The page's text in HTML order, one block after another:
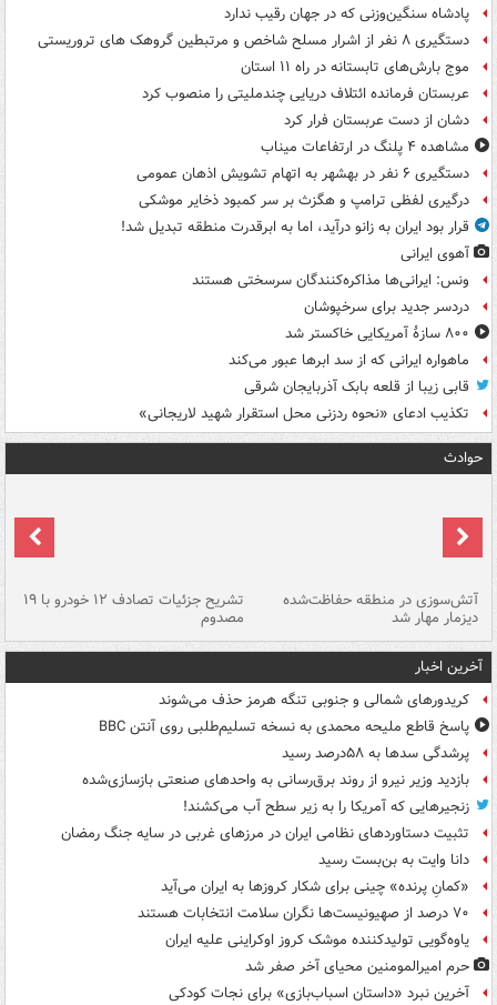
پادشاه سنگین‌وزنی که در جهان رقیب ندارد
دستگیری ۸ نفر از اشرار مسلح شاخص و مرتبطین گروهک های تروریستی
موج بارش‌های تابستانه در راه ۱۱ استان
عربستان فرمانده ائتلاف دریایی چندملیتی را منصوب کرد
دشان از دست عربستان فرار کرد
مشاهده ۴ پلنگ در ارتفاعات میناب
دستگیری ۶ نفر در بهشهر به اتهام تشویش اذهان عمومی
درگیری لفظی ترامپ و هگزث بر سر کمبود ذخایر موشکی
قرار بود ایران به زانو درآید، اما به ابرقدرت منطقه تبدیل شد!
آهوی ایرانی
ونس: ایرانی‌ها مذاکره‌کنندگان سرسختی هستند
دردسر جدید برای سرخپوشان
۸۰۰ سازۀ آمریکایی خاکستر شد
ماهواره ایرانی که از سد ابرها عبور می‌کند
قابی زیبا از قلعه بابک آذربایجان شرقی
تکذیب ادعای «نحوه ردزنی محل استقرار شهید لاریجانی»
حوادث
آتش‌سوزی در منطقه حفاظت‌شده
دیزمار مهار شد
تشریح جزئیات تصادف ۱۲ خودرو با ۱۹
مصدوم
آخرین اخبار
کریدورهای شمالی و جنوبی تنگه هرمز حذف می‌شوند
پاسخ قاطع ملیحه محمدی به نسخه تسلیم‌طلبی روی آنتن BBC
پرشدگی سدها به ۵۸درصد رسید
بازدید وزیر نیرو از روند برق‌رسانی به واحدهای صنعتی بازسازی‌شده
زنجیرهایی که آمریکا را به زیر سطح آب می‌کشند!
تثبیت دستاوردهای نظامی ایران در مرزهای غربی در سایه جنگ رمضان
دانا وایت به بن‌بست رسید
«کمانِ پرنده» چینی برای شکار کروزها به ایران می‌آید
۷۰ درصد از صهیونیست‌ها نگران سلامت انتخابات هستند
یاوه‌گویی تولیدکننده موشک کروز اوکراینی علیه ایران
حرم امیرالمومنین محیای آخر صفر شد
آخرین نبرد «داستان اسباب‌بازی» برای نجات کودکی